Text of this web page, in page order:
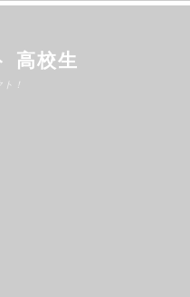
高校生
！